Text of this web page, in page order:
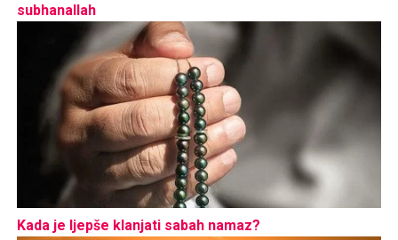
subhanallah
Kada je ljepše klanjati sabah namaz?